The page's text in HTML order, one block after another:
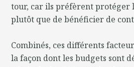
tour, car ils préfèrent protéger
plutôt que de bénéficier de
Combinés, ces différents
la façon dont les budgets sont